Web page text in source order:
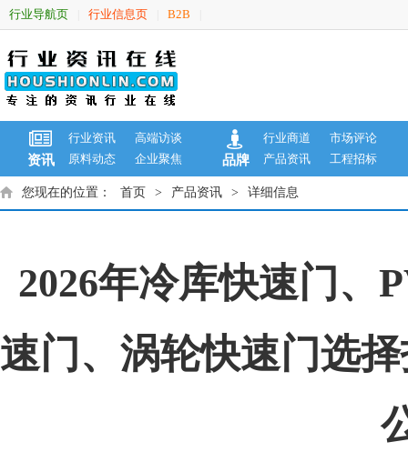
行业导航页 行业信息页 B2B
资讯
行业资讯
高端访谈
原料动态
企业聚焦 品牌
行业商道
市场评论
产品资讯
工程招标
您现在的位置： 首页 > 产品资讯 > 详细信息
2026年冷库快速门、
速门、涡轮快速门选